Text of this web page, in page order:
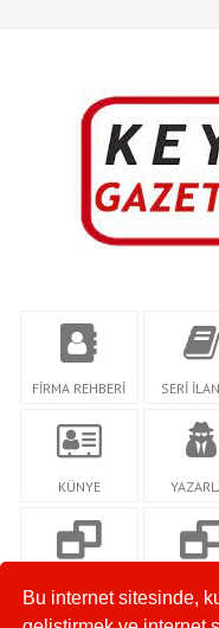
Bu internet sitesinde,
FİRMA REHBERİ SERİ
KÜNYE